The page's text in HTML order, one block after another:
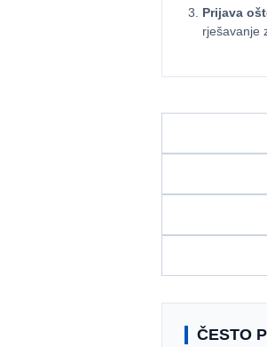
Prijava
rješavanje
ČESTO